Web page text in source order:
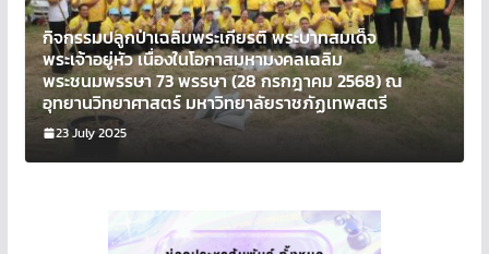
กิจกรรมปลูกป่าเฉลิมพระเกียรติ พระบาทสมเด็จ
พระเจ้าอยู่หัว เนื่องในโอกาสมหามงคลเฉลิม
พระชนมพรรษา 73 พรรษา (28 กรกฎาคม 2568) ณ
อุทยานวิทยาศาสตร์ มหาวิทยาลัยราชภัฏเทพสตรี
23 July 2025